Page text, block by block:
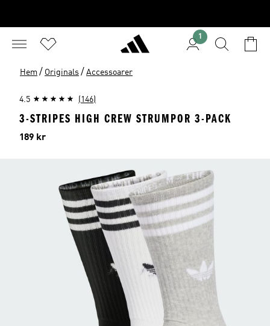
1
Hem / Originals / Accessoarer
4.5 (146)
3-STRIPES HIGH CREW STRUMPOR 3-PACK
Pris
189 kr